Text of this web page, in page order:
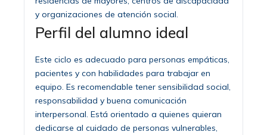
y organizaciones de atención social.
Perfil del alumno ideal
Este ciclo es adecuado para personas empáticas,
pacientes y con habilidades para trabajar en
equipo. Es recomendable tener sensibilidad social,
responsabilidad y buena comunicación
interpersonal. Está orientado a quienes quieran
dedicarse al cuidado de personas vulnerables,